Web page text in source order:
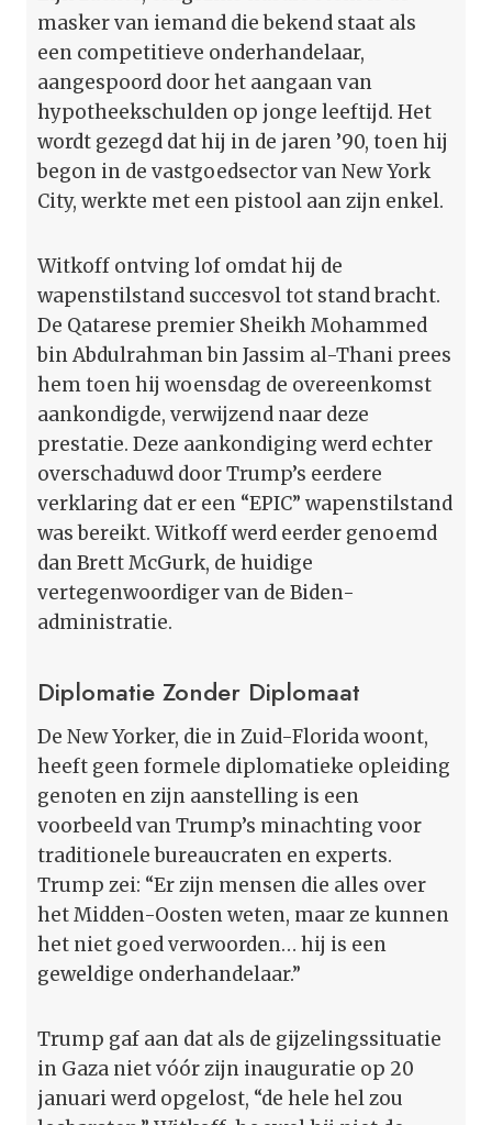
masker van iemand die bekend staat als
een competitieve onderhandelaar,
aangespoord door het aangaan van
hypotheekschulden op jonge leeftijd. Het
wordt gezegd dat hij in de jaren ’90, toen hij
begon in de vastgoedsector van New York
City, werkte met een pistool aan zijn enkel.
Witkoff ontving lof omdat hij de
wapenstilstand succesvol tot stand bracht.
De Qatarese premier Sheikh Mohammed
bin Abdulrahman bin Jassim al-Thani prees
hem toen hij woensdag de overeenkomst
aankondigde, verwijzend naar deze
prestatie. Deze aankondiging werd echter
overschaduwd door Trump’s eerdere
verklaring dat er een “EPIC” wapenstilstand
was bereikt. Witkoff werd eerder genoemd
dan Brett McGurk, de huidige
vertegenwoordiger van de Biden-
administratie.
Diplomatie Zonder Diplomaat
De New Yorker, die in Zuid-Florida woont,
heeft geen formele diplomatieke opleiding
genoten en zijn aanstelling is een
voorbeeld van Trump’s minachting voor
traditionele bureaucraten en experts.
Trump zei: “Er zijn mensen die alles over
het Midden-Oosten weten, maar ze kunnen
het niet goed verwoorden… hij is een
geweldige onderhandelaar.”
Trump gaf aan dat als de gijzelingssituatie
in Gaza niet vóór zijn inauguratie op 20
januari werd opgelost, “de hele hel zou